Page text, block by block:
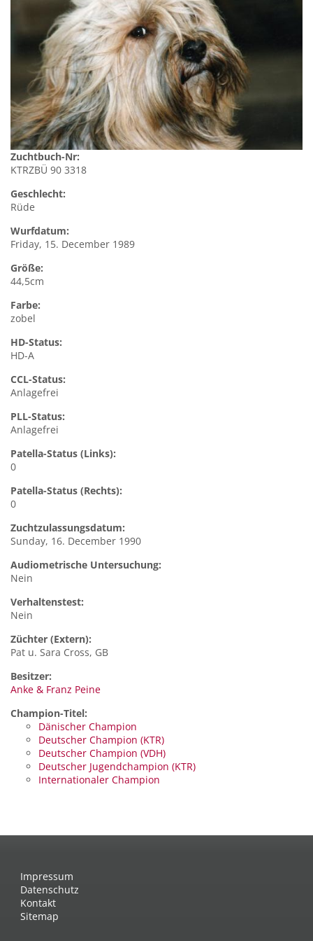
Zuchtbuch-Nr:
KTRZBÜ 90 3318
Geschlecht:
Rüde
Wurfdatum:
Friday, 15. December 1989
Größe:
44,5cm
Farbe:
zobel
HD-Status:
HD-A
CCL-Status:
Anlagefrei
PLL-Status:
Anlagefrei
Patella-Status (Links):
0
Patella-Status (Rechts):
0
Zuchtzulassungsdatum:
Sunday, 16. December 1990
Audiometrische Untersuchung:
Nein
Verhaltenstest:
Nein
Züchter (Extern):
Pat u. Sara Cross, GB
Besitzer:
Anke & Franz Peine
Champion-Titel:
Dänischer Champion
Deutscher Champion (KTR)
Deutscher Champion (VDH)
Deutscher Jugendchampion (KTR)
Internationaler Champion
Impressum
Datenschutz
Kontakt
Sitemap